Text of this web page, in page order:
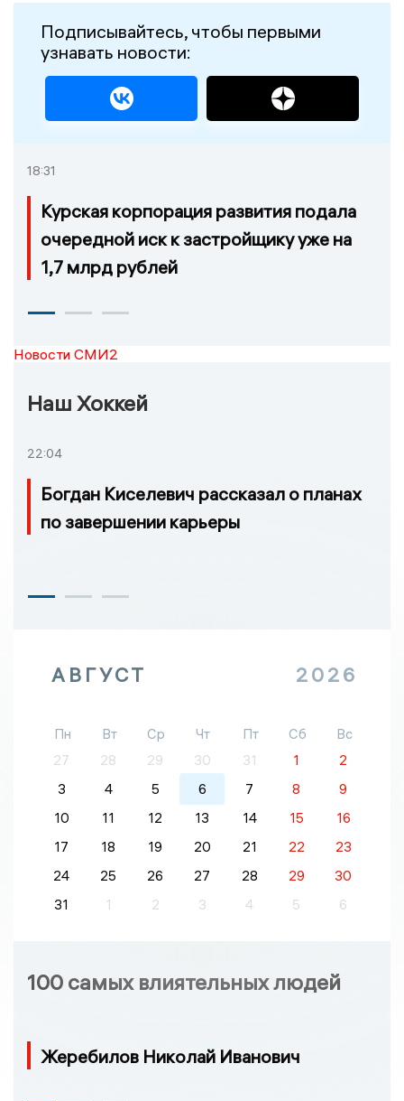
Подписывайтесь, чтобы первыми
узнавать новости:
18:31
Курская корпорация развития подала
очередной иск к застройщику уже на
1,7 млрд рублей
Новости СМИ2
Наш Хоккей
22:04
Богдан Киселевич рассказал о планах
по завершении карьеры
АВГУСТ 2026
Пн Вт Ср Чт Пт Сб
Вс
27
28 29 30 31 1
2
3
4 5 6 7 8
9
10
11 12 13 14 15
16
17
18 19 20 21 22
23
24
25 26 27 28 29
30
31
1 2 3 4 5 6
100 самых влиятельных людей
Жеребилов Николай Иванович